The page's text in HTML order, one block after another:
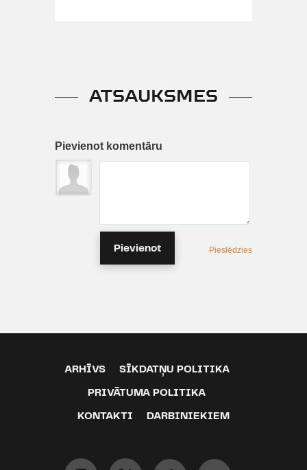
ATSAUKSMES
Pievienot komentāru
Pievienot Pieslēdzies
ARHĪVS SĪKDATŅU POLITIKA
PRIVĀTUMA POLITIKA
KONTAKTI DARBINIEKIEM